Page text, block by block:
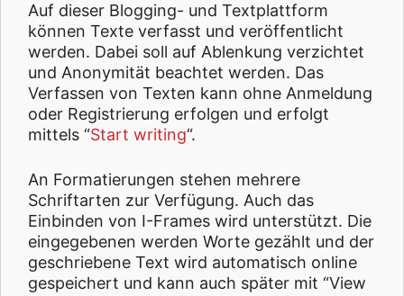
Auf dieser Blogging- und Textplattform
können Texte verfasst und veröffentlicht
werden. Dabei soll auf Ablenkung verzichtet
und Anonymität beachtet werden. Das
Verfassen von Texten kann ohne Anmeldung
oder Registrierung erfolgen und erfolgt
mittels “Start writing“.
An Formatierungen stehen mehrere
Schriftarten zur Verfügung. Auch das
Einbinden von I-Frames wird unterstützt. Die
eingegebenen werden Worte gezählt und der
geschriebene Text wird automatisch online
gespeichert und kann auch später mit “View